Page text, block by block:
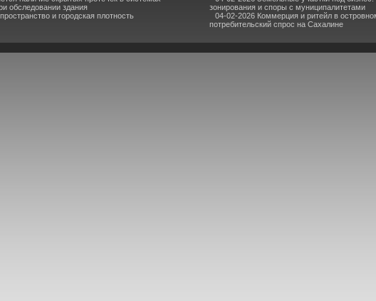
обследовании здания
и городская плотность
зонирования и споры с муниципалитетами
04-02-2026 Коммерция и ритейл в
потребительский спрос на Сахалине